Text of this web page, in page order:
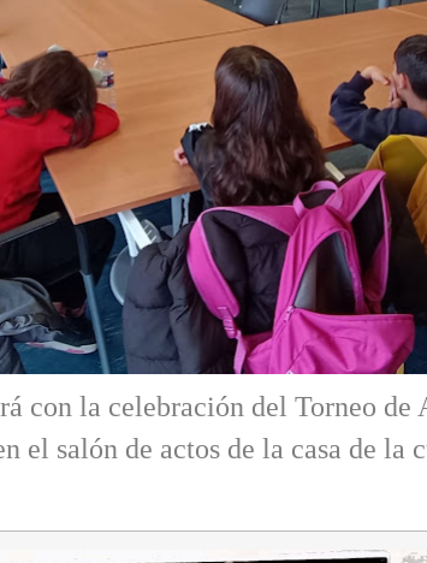
con la celebración del Torneo de
el salón de actos de la casa de